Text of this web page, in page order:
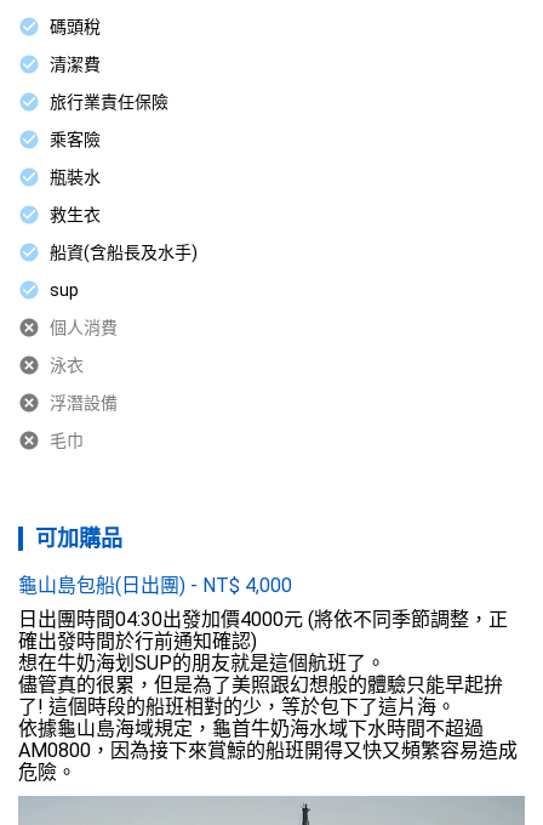
碼頭稅
清潔費
旅行業責任保險
乘客險
瓶裝水
救生衣
船資(含船長及水手)
sup
個人消費
泳衣
浮潛設備
毛巾
可加購品
龜山島包船(日出團) - NT$ 4,000
日出團時間04:30出發加價4000元 (將依不同季節調整，正
確出發時間於行前通知確認)
想在牛奶海划SUP的朋友就是這個航班了。
儘管真的很累，但是為了美照跟幻想般的體驗只能早起拚
了! 這個時段的船班相對的少，等於包下了這片海。
依據龜山島海域規定，龜首牛奶海水域下水時間不超過
AM0800，因為接下來賞鯨的船班開得又快又頻繁容易造成
危險。